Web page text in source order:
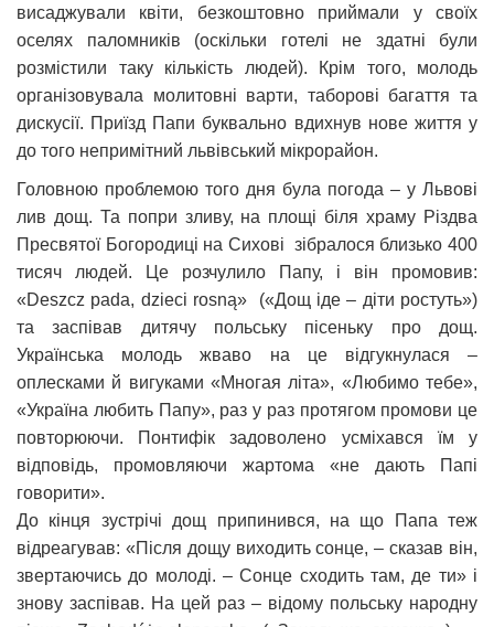
висаджували квіти, безкоштовно приймали у своїх
оселях паломників (оскільки готелі не здатні були
розмістили таку кількість людей). Крім того, молодь
організовувала молитовні варти, таборові багаття та
дискусії. Приїзд Папи буквально вдихнув нове життя у
до того непримітний львівський мікрорайон.
Головною проблемою того дня була погода – у Львові
лив дощ. Та попри зливу, на площі біля храму Різдва
Пресвятої Богородиці на Сихові зібралося близько 400
тисяч людей. Це розчулило Папу, і він промовив:
«Deszcz pada, dzieci rosną» («Дощ іде – діти ростуть»)
та заспівав дитячу польську пісеньку про дощ.
Українська молодь жваво на це відгукнулася –
оплесками й вигуками «Многая літа», «Любимо тебе»,
«Україна любить Папу», раз у раз протягом промови це
повторюючи. Понтифік задоволено усміхався їм у
відповідь, промовляючи жартома «не дають Папі
говорити».
До кінця зустрічі дощ припинився, на що Папа теж
відреагував: «Після дощу виходить сонце, – сказав він,
звертаючись до молоді. – Сонце сходить там, де ти» і
знову заспівав. На цей раз – відому польську народну